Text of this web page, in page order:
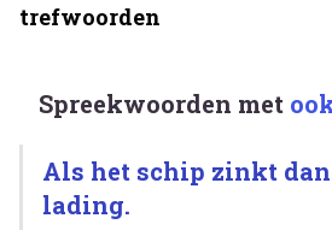
trefwoorden
Spreekwoorden met
Als het schip zinkt
lading.